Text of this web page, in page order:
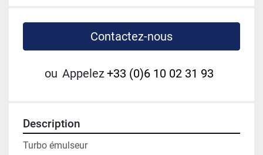
Contactez-nous
ou Appelez+33 (0)6 10 02 31 93
Description
Turbo émulseur